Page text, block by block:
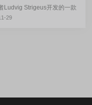
Ludvig Strigeus开发的一款
BT下载工具，海外最受欢迎
29